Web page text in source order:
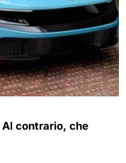
contrario, che